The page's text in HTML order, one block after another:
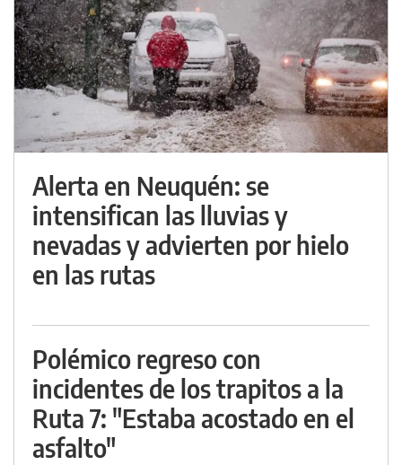
Alerta en Neuquén: se
intensifican las lluvias y
nevadas y advierten por hielo
en las rutas
Polémico regreso con
incidentes de los trapitos a la
Ruta 7: "Estaba acostado en el
asfalto"